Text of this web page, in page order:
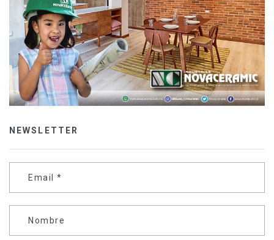
NEWSLETTER
Email *
Nombre